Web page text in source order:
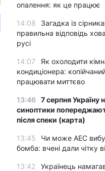
опалення: як це працює
14:08
Загадка із
правильна відповідь
русі
14:07
Як охолодити
кондиціонера:
працювати миттєво
13:46 7 серпня Україну
синоптики
після спеки (карта)
13:45
Чи може АЕС
бомба: вчені дали чітку
13:42
Українець